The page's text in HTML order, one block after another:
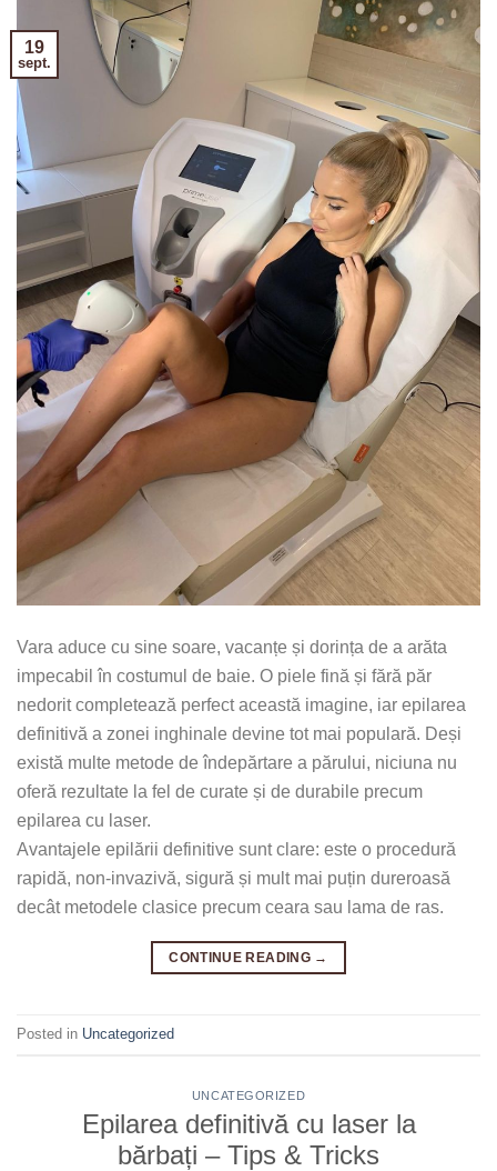
19
sept.
Vara aduce cu sine soare, vacanțe și dorința de a arăta
impecabil în costumul de baie. O piele fină și fără păr
nedorit completează perfect această imagine, iar epilarea
definitivă a zonei inghinale devine tot mai populară. Deși
există multe metode de îndepărtare a părului, niciuna nu
oferă rezultate la fel de curate și de durabile precum
epilarea cu laser.
Avantajele epilării definitive sunt clare: este o procedură
rapidă, non-invazivă, sigură și mult mai puțin dureroasă
decât metodele clasice precum ceara sau lama de ras.
CONTINUE READING →
Posted in Uncategorized
UNCATEGORIZED
Epilarea definitivă cu laser la
bărbați – Tips & Tricks